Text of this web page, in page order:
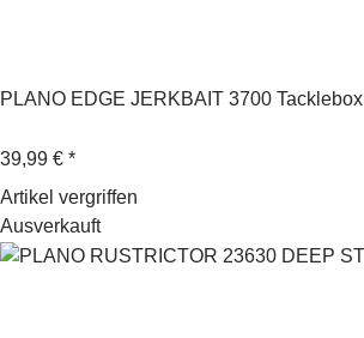
PLANO EDGE JERKBAIT 3700 Tacklebox
39,99 € *
Artikel vergriffen
Ausverkauft